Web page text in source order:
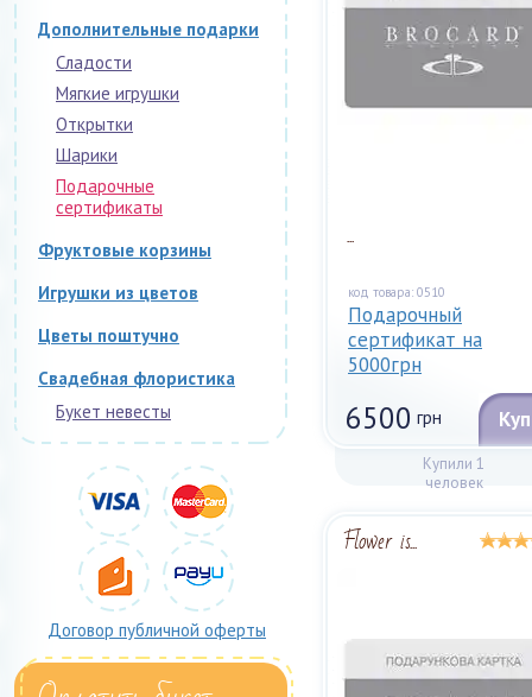
Дополнительные подарки
Сладости
Мягкие игрушки
Открытки
Шарики
Подарочные
сертификаты
Фруктовые корзины
Игрушки из цветов
Цветы поштучно
Свадебная флористика
Букет невесты
Договор публичной оферты
Купили 1
человек
...
код товара: 0510
Подарочный
сертификат на
5000грн
6500 грн
Flower is...